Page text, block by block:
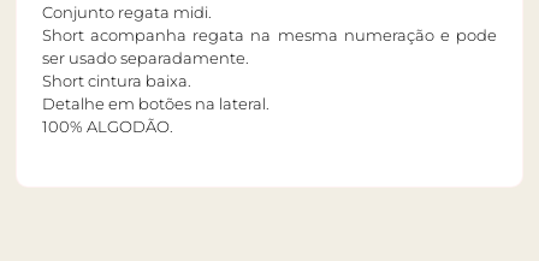
Conjunto regata midi.
Short acompanha regata na mesma numeração e pode
ser usado separadamente.
Short cintura baixa.
Detalhe em botões na lateral.
100% ALGODÃO.